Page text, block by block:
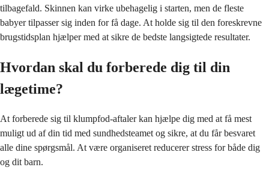
tilbagefald. Skinnen kan virke ubehagelig i starten, men de fleste
babyer tilpasser sig inden for få dage. At holde sig til den foreskrevne
brugstidsplan hjælper med at sikre de bedste langsigtede resultater.
Hvordan skal du forberede dig til din
lægetime?
At forberede sig til klumpfod-aftaler kan hjælpe dig med at få mest
muligt ud af din tid med sundhedsteamet og sikre, at du får besvaret
alle dine spørgsmål. At være organiseret reducerer stress for både dig
og dit barn.